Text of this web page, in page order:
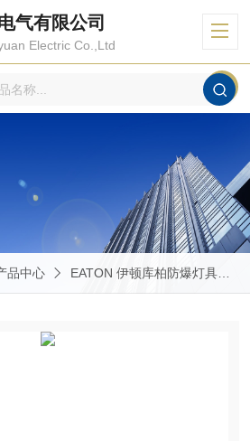
气有限公司
Electric Co.,Ltd
品中心 EATON 伊顿库柏防爆灯具